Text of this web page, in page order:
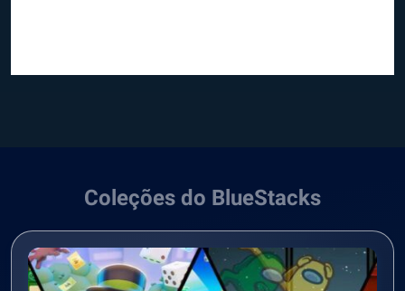
Coleções do BlueStacks